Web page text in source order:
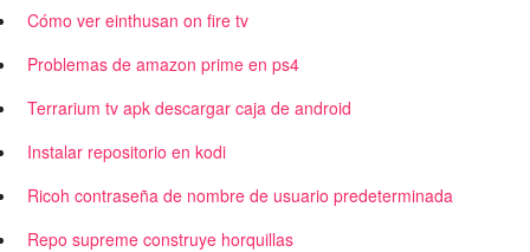
Cómo ver einthusan on fire tv
Problemas de amazon prime en ps4
Terrarium tv apk descargar caja de android
Instalar repositorio en kodi
Ricoh contraseña de nombre de usuario predeterminada
Repo supreme construye horquillas